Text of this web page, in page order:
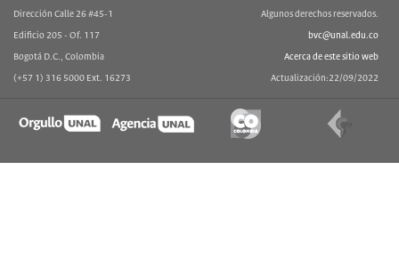
Dirección Calle 26 #45-1
Edificio 205 - Of. 117
Bogotá D.C., Colombia
(+57 1) 316 5000 Ext. 16273
Algunos derechos reservados.
bvc@unal.edu.co
Acerca de este sitio web
Actualización:22/09/2022